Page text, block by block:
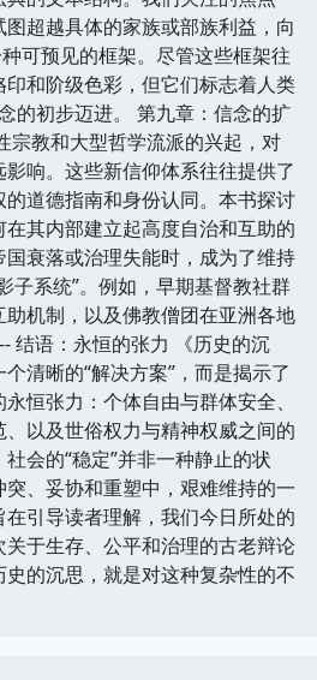
超越具体的家族或部族利益，向
可预见的框架。尽管这些框架往
和阶级色彩，但它们标志着人类
的初步迈进。 第九章：信念的扩
宗教和大型哲学流派的兴起，对
响。这些新信仰体系往往提供了
道德指南和身份认同。本书探讨
其内部建立起高度自治和互助的
衰落或治理失能时，成为了维持
子系统”。例如，早期基督教社群
机制，以及佛教僧团在亚洲各地
结语：永恒的张力 《历史的沉
清晰的“解决方案”，而是揭示了
恒张力：个体自由与群体安全、
以及世俗权力与精神权威之间的
会的“稳定”并非一种静止的状
、妥协和重塑中，艰难维持的一
引导读者理解，我们今日所处的
于生存、公平和治理的古老辩论
的沉思，就是对这种复杂性的不